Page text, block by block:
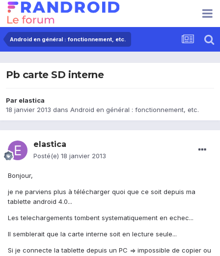
Android en général : fonctionnement, etc.
Pb carte SD interne
Par elastica
18 janvier 2013 dans Android en général : fonctionnement, etc.
elastica
Posté(e) 18 janvier 2013
Bonjour,
je ne parviens plus à télécharger quoi que ce soit depuis ma
tablette android 4.0...
Les telechargements tombent systematiquement en echec...
Il semblerait que la carte interne soit en lecture seule...
Si je connecte la tablette depuis un PC => impossible de copier ou